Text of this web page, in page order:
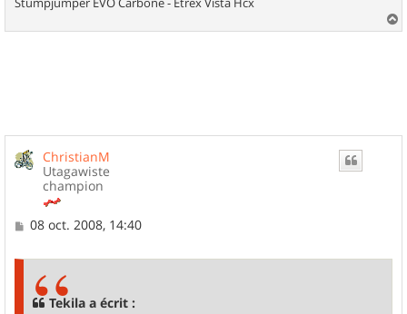
a
ChristianM
Utagawiste
champion
M
08 oct. 2008, 14:40
Tekila a écrit :